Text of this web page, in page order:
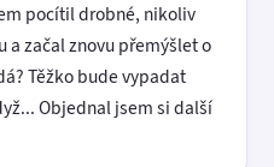
pocítil drobné, nikoliv
začal znovu přemýšlet o
Těžko bude vypadat
Objednal jsem si další